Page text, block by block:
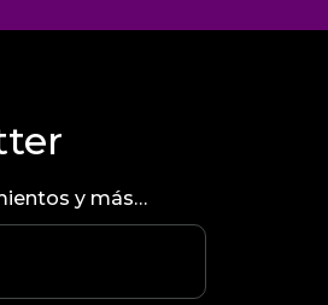
y más…